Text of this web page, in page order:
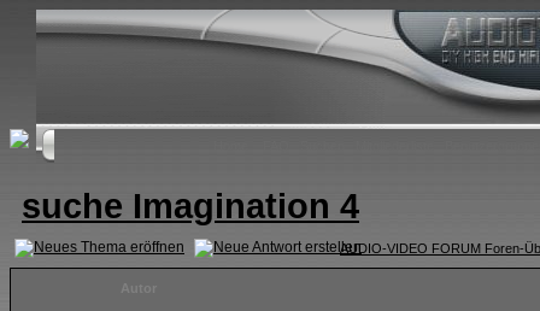
suche Imagination 4
AUDIO-VIDEO FORUM Foren-